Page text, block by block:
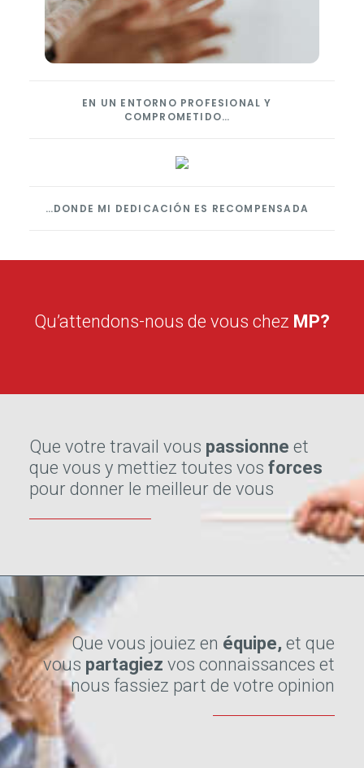
EN UN ENTORNO PROFESIONAL Y
COMPROMETIDO…
…DONDE MI DEDICACIÓN ES RECOMPENSADA
Qu’attendons-nous de vous chez MP?
Que votre travail vous passionne et
que vous y mettiez toutes vos forces
pour donner le meilleur de vous
Que vous jouiez en équipe, et que
vous partagiez vos connaissances et
nous fassiez part de votre opinion